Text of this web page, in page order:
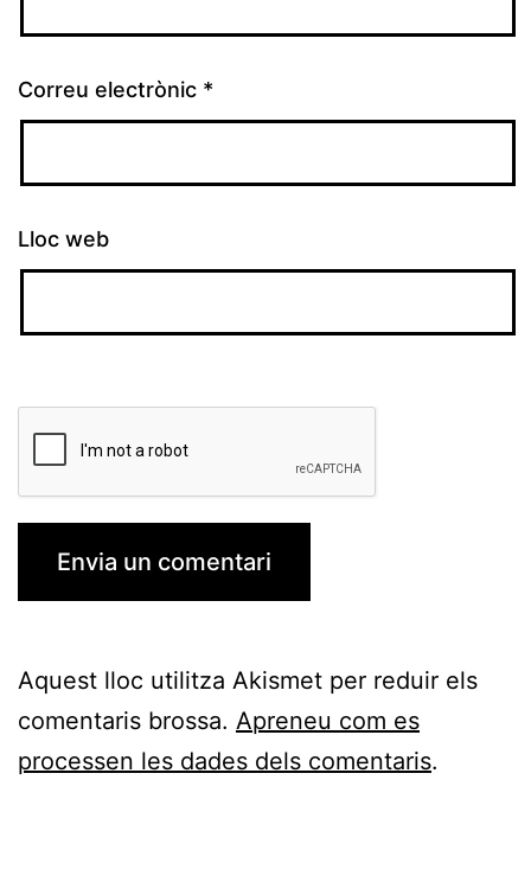
Correu electrònic *
Lloc web
Aquest lloc utilitza Akismet per reduir els
comentaris brossa. Apreneu com es
processen les dades dels comentaris.